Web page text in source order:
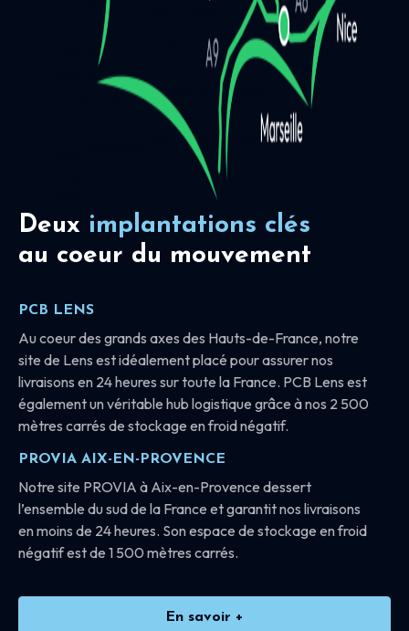
Deux implantations clés
au coeur du mouvement
PCB LENS
Au coeur des grands axes des Hauts-de-France, notre
site de Lens est idéalement placé pour assurer nos
livraisons en 24 heures sur toute la France. PCB Lens est
également un véritable hub logistique grâce à nos 2 500
mètres carrés de stockage en froid négatif.
PROVIA AIX-EN-PROVENCE
Notre site PROVIA à Aix-en-Provence dessert
l’ensemble du sud de la France et garantit nos livraisons
en moins de 24 heures. Son espace de stockage en froid
négatif est de 1 500 mètres carrés.
En savoir +